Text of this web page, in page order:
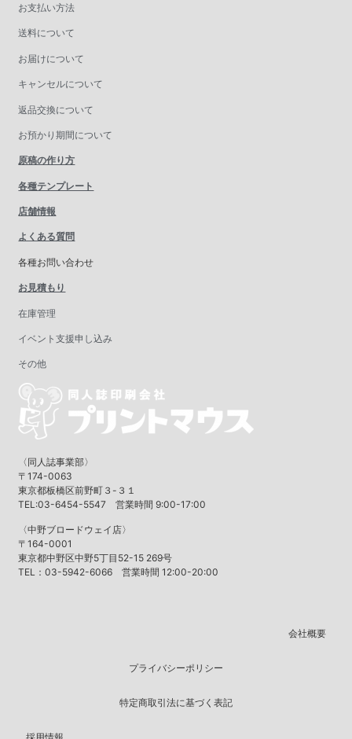
お支払い方法
送料について
お届けについて
キャンセルについて
返品交換について
お預かり期間について
原稿の作り方
各種テンプレート
店舗情報
よくある質問
各種お問い合わせ
お見積もり
在庫管理
イベント支援申し込み
その他
〈同人誌事業部〉
〒174-0063
東京都板橋区前野町３-３１
TEL:03-6454-5547 営業時間 9:00-17:00
〈中野ブロードウェイ店〉
〒164-0001
東京都中野区中野5丁目52-15 269号
TEL：03-5942-6066 営業時間 12:00-20:00
会社概要
プライバシーポリシー
特定商取引法に基づく表記